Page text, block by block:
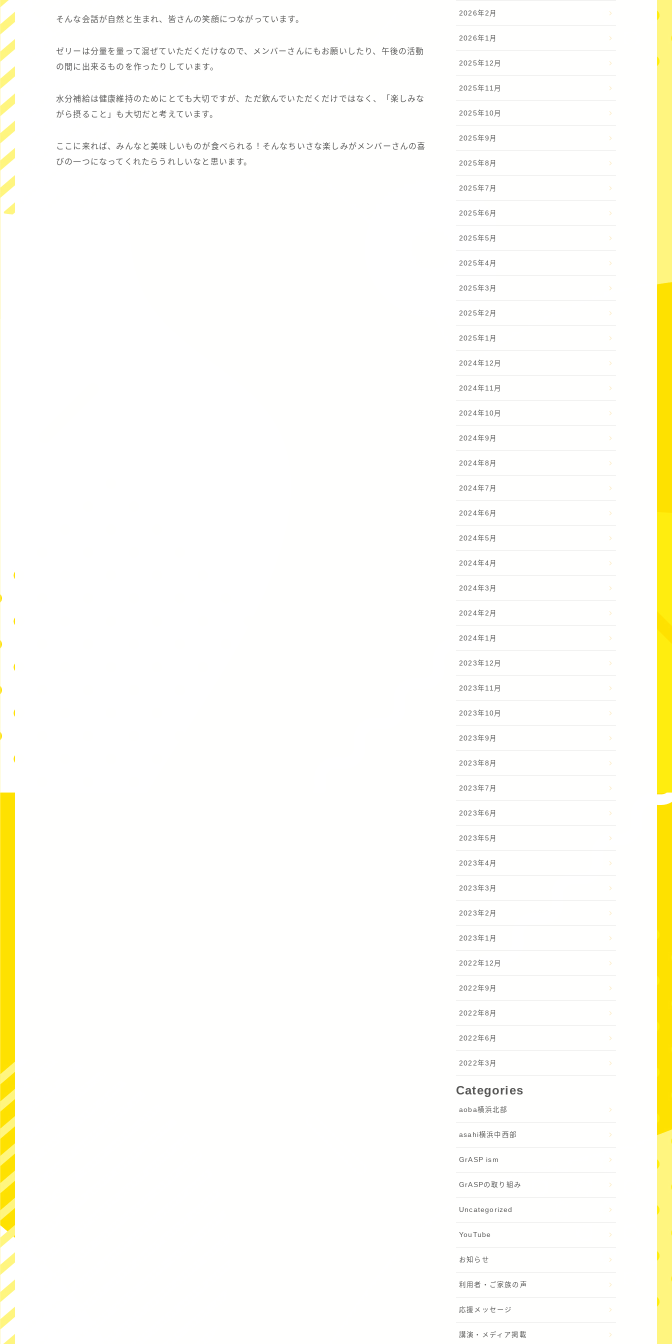
そんな会話が自然と生まれ、皆さんの笑顔につながっています。
ゼリーは分量を量って混ぜていただくだけなので、メンバーさんにもお願いしたり、午後の活動
の間に出来るものを作ったりしています。
水分補給は健康維持のためにとても大切ですが、ただ飲んでいただくだけではなく、「楽しみな
がら摂ること」も大切だと考えています。
ここに来れば、みんなと美味しいものが食べられる！そんなちいさな楽しみがメンバーさんの喜
びの一つになってくれたらうれしいなと思います。
2026年2月
2026年1月
2025年12月
2025年11月
2025年10月
2025年9月
2025年8月
2025年7月
2025年6月
2025年5月
2025年4月
2025年3月
2025年2月
2025年1月
2024年12月
2024年11月
2024年10月
2024年9月
2024年8月
2024年7月
2024年6月
2024年5月
2024年4月
2024年3月
2024年2月
2024年1月
2023年12月
2023年11月
2023年10月
2023年9月
2023年8月
2023年7月
2023年6月
2023年5月
2023年4月
2023年3月
2023年2月
2023年1月
2022年12月
2022年9月
2022年8月
2022年6月
2022年3月
Categories
aoba横浜北部
asahi横浜中西部
GrASP ism
GrASPの取り組み
Uncategorized
YouTube
お知らせ
利用者・ご家族の声
応援メッセージ
講演・メディア掲載